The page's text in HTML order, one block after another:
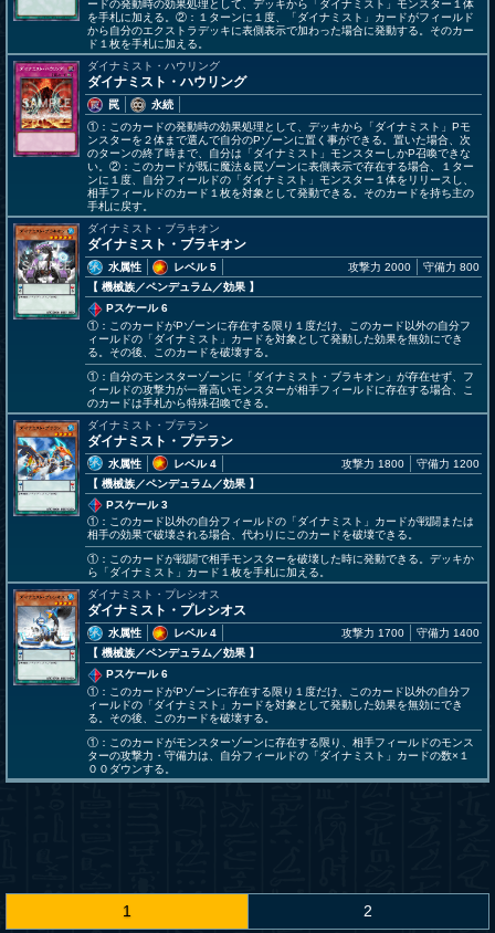
ードの発動時の効果処理として、デッキから「ダイナミスト」モンスター１体
を手札に加える。②：１ターンに１度、「ダイナミスト」カードがフィールド
から自分のエクストラデッキに表側表示で加わった場合に発動する。そのカー
ド１枚を手札に加える。
ダイナミスト・ハウリング
ダイナミスト・ハウリング
罠
永続
①：このカードの発動時の効果処理として、デッキから「ダイナミスト」Pモ
ンスターを２体まで選んで自分のPゾーンに置く事ができる。置いた場合、次
のターンの終了時まで、自分は「ダイナミスト」モンスターしかP召喚できな
い。②：このカードが既に魔法＆罠ゾーンに表側表示で存在する場合、１ター
ンに１度、自分フィールドの「ダイナミスト」モンスター１体をリリースし、
相手フィールドのカード１枚を対象として発動できる。そのカードを持ち主の
手札に戻す。
ダイナミスト・ブラキオン
ダイナミスト・ブラキオン
水属性
レベル 5
【 機械族／ペンデュラム／効果 】
攻撃力 2000 守備力 800
Pスケール 6
①：このカードがPゾーンに存在する限り１度だけ、このカード以外の自分フ
ィールドの「ダイナミスト」カードを対象として発動した効果を無効にでき
る。その後、このカードを破壊する。
①：自分のモンスターゾーンに「ダイナミスト・ブラキオン」が存在せず、フ
ィールドの攻撃力が一番高いモンスターが相手フィールドに存在する場合、こ
のカードは手札から特殊召喚できる。
ダイナミスト・プテラン
ダイナミスト・プテラン
水属性
レベル 4
【 機械族／ペンデュラム／効果 】
攻撃力 1800 守備力 1200
Pスケール 3
①：このカード以外の自分フィールドの「ダイナミスト」カードが戦闘または
相手の効果で破壊される場合、代わりにこのカードを破壊できる。
①：このカードが戦闘で相手モンスターを破壊した時に発動できる。デッキか
ら「ダイナミスト」カード１枚を手札に加える。
ダイナミスト・プレシオス
ダイナミスト・プレシオス
水属性
レベル 4
【 機械族／ペンデュラム／効果 】
攻撃力 1700 守備力 1400
Pスケール 6
①：このカードがPゾーンに存在する限り１度だけ、このカード以外の自分フ
ィールドの「ダイナミスト」カードを対象として発動した効果を無効にでき
る。その後、このカードを破壊する。
①：このカードがモンスターゾーンに存在する限り、相手フィールドのモンス
ターの攻撃力・守備力は、自分フィールドの「ダイナミスト」カードの数×１
００ダウンする。
1 2